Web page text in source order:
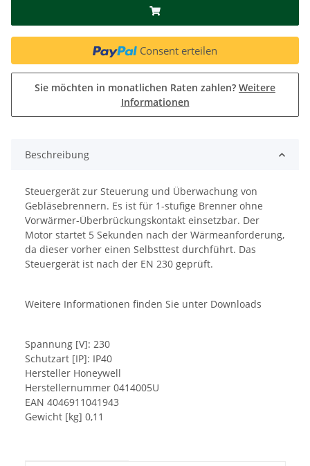
Consent erteilen
Sie möchten in monatlichen Raten zahlen? Weitere
Informationen
Beschreibung
Steuergerät zur Steuerung und Überwachung von
Gebläsebrennern. Es ist für 1-stufige Brenner ohne
Vorwärmer-Überbrückungskontakt einsetzbar. Der
Motor startet 5 Sekunden nach der Wärmeanforderung,
da dieser vorher einen Selbsttest durchführt. Das
Steuergerät ist nach der EN 230 geprüft.
Weitere Informationen finden Sie unter Downloads
Spannung [V]: 230
Schutzart [IP]: IP40
Hersteller Honeywell
Herstellernummer 0414005U
EAN 4046911041943
Gewicht [kg] 0,11